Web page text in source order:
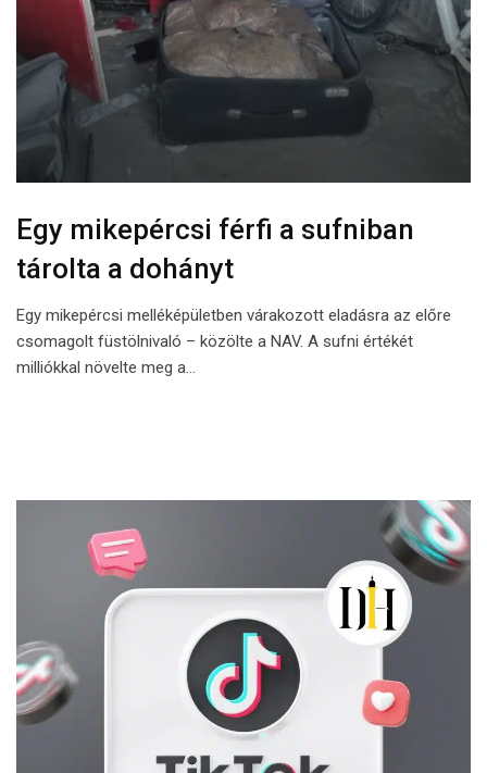
Egy mikepércsi férfi a sufniban
tárolta a dohányt
Egy mikepércsi melléképületben várakozott eladásra az előre
csomagolt füstölnivaló – közölte a NAV. A sufni értékét
milliókkal növelte meg a…